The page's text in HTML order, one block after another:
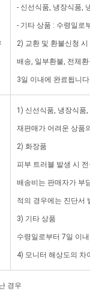
- 신선식품, 냉장식품,
- 기타 상품 : 수령일로
2) 교환 및 환불신청
배송, 일부환불, 전체
3일 이내에 완료됩니
1) 신선식품, 냉장식품
재판매가 어려운 상품
2) 화장품
피부 트러블 발생 시
배송비는 판매자가 부
적의 경우에는 진단서
3) 기타 상품
수령일로부터 7일 이
4) 모니터 해상도의 차
경우